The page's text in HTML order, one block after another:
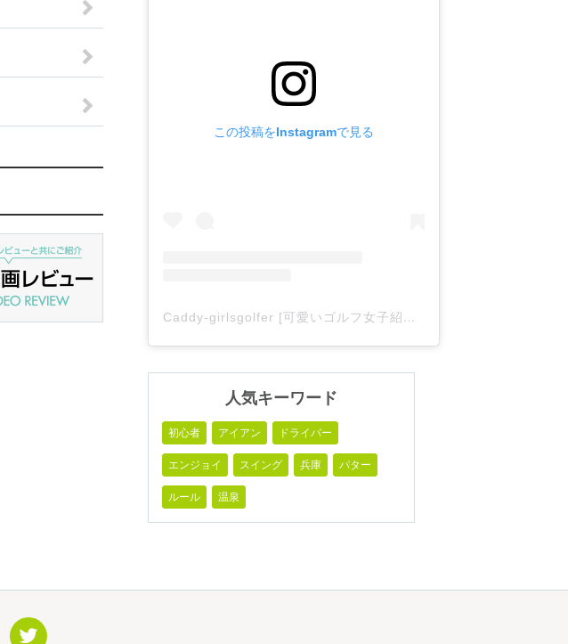
この投稿をInstagramで見る
Caddy-girlsgolfer [可愛いゴルフ女子紹介](@caddy_girlsgolfer)がシェアした投稿
人気キーワード
初心者 アイアン ドライバー
エンジョイ スイング 兵庫 パター
ルール 温泉